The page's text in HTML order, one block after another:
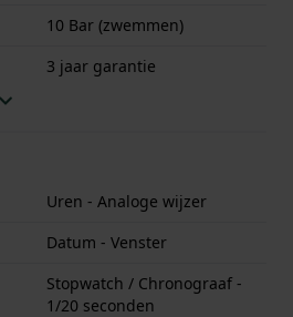
10 Bar (zwemmen)
3 jaar garantie
Uren - Analoge wijzer
Datum - Venster
Stopwatch / Chronograaf -
1/20 seconden